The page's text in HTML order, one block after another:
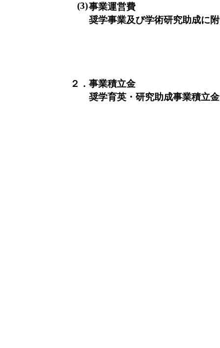
(3)事業運営費
奨学事業及び学術研究助成に
２．事業積立金
奨学育英・研究助成事業積立